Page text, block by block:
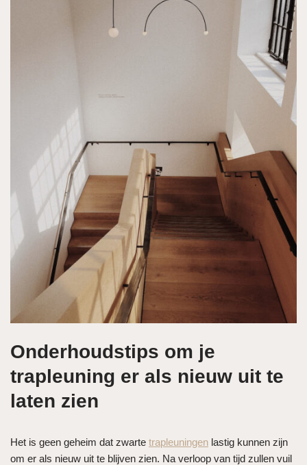
Onderhoudstips om je
trapleuning er als nieuw uit te
laten zien
Het is geen geheim dat zwarte trapleuningen lastig kunnen zijn
om er als nieuw uit te blijven zien. Na verloop van tijd zullen vuil